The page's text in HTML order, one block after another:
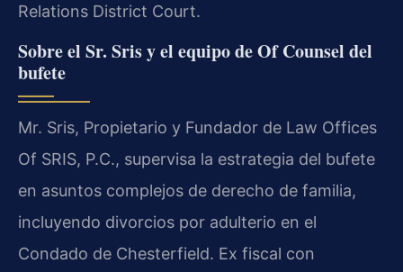
Relations District Court.
Sobre el Sr. Sris y el equipo de Of Counsel del
bufete
Mr. Sris, Propietario y Fundador de Law Offices
Of SRIS, P.C., supervisa la estrategia del bufete
en asuntos complejos de derecho de familia,
incluyendo divorcios por adulterio en el
Condado de Chesterfield. Ex fiscal con